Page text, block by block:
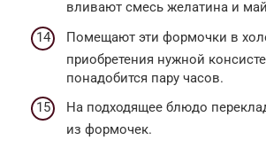
вливают смесь желатина и
Помещают эти формочки в
приобретения нужной
понадобится пару часов.
На подходящее блюдо
из формочек.